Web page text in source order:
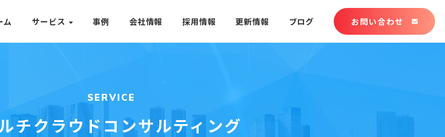
ム サービス 事例 会社情報 採用情報 更新情報 ブログ お問い合わせ
SERVICE
チクラウドコンサルティング